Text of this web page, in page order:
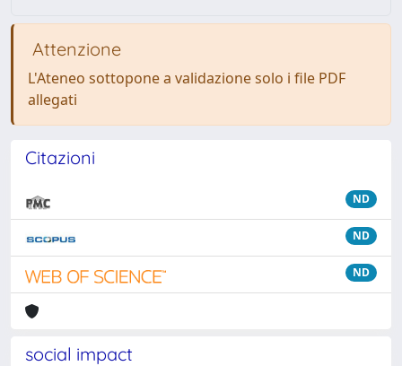
Attenzione
L'Ateneo sottopone a validazione solo i file PDF
allegati
Citazioni
ND
ND
ND
social impact